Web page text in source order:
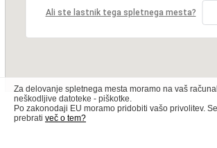
Ali ste lastnik tega spletnega mesta?
Za delovanje spletnega mesta moramo na vaš
neškodljive datoteke - piškotke.
Po zakonodaji EU moramo pridobiti vašo privolitev.
prebrati več o tem?